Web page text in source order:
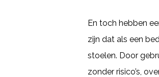
En toch hebben
zijn dat als een
stoelen. Door
zonder risico’s,